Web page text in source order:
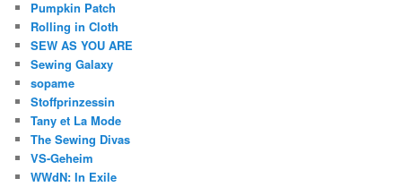
Pumpkin Patch
Rolling in Cloth
SEW AS YOU ARE
Sewing Galaxy
sopame
Stoffprinzessin
Tany et La Mode
The Sewing Divas
VS-Geheim
WWdN: In Exile